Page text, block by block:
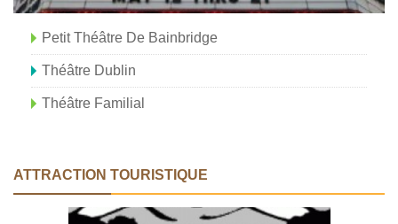
Petit Théâtre De Bainbridge
Théâtre Dublin
Théâtre Familial
ATTRACTION TOURISTIQUE